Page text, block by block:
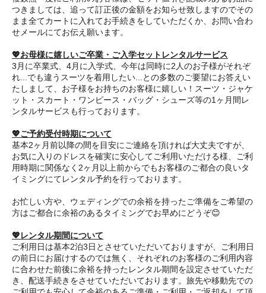
つきましては、追って訂正後の金額をお知らせ致しますのでその
まま全てカートに入れてお手続きをしていただくか、お問い合わ
せメールにてお伝え願います。
💖お母様に嬉しいご卒業・ご入学セットレンタルサービス
3月に卒業式、4月に入学式、今年は同時に2人のお子様がそれぞ
れ...でも違うスーツを着用したい...との多数のご要望にお答えい
たしまして、お子様をお持ちのお客様に嬉しい！スーツ・ジャケ
ット・スカート・ワンピース・バッグ・シューズ等の1ヶ月間レ
ンタルサービスも行っております。
💖ご予約受付時期について
基本2ヶ月前以降の間を目安にご連絡を頂ければ大丈夫ですが、
お気に入りのドレスを確実に安心してご利用いただける様、ご利
用時期に関係なく2ヶ月以上前からでもお客様のご都合の良いタ
イミングにてレンタル予約を行っております。
お忙しい方や、ウェディングでの余裕を持ったご準備をご希望の
方はご都合に余裕のあるタイミングでお早めにどうぞ😊
💖レンタル期間について
ご利用日は基本2泊3日とさせていただいておりますが、ご利用日
の前日にお届けするのでは無く、それぞれのお客様のご利用内容
に合わせた前後に余裕を持ったレンタル期間を設定させていただ
き、配送手続きをさせていただいております。旅先や移動先での